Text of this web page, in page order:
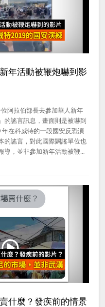
年活動被鞭炮嚇到影
阿拉伯部長去參加華人新年
的謠言訊息，畫面則是被嚇到
在科威特的一段國安反恐演
的謠言，對此國際闢謠單位也
導，並非參加新年活動被鞭...
什麼？發疾前的情景